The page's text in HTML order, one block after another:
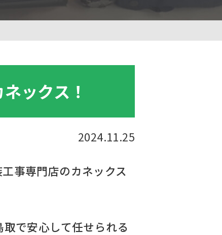
ックス！
2024.11.25
事専門店のカネックス
で安心して任せられる